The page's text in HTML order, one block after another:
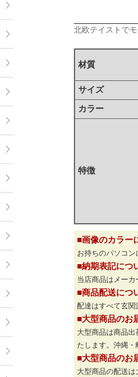
北欧テイストで
材質
サイズ
カラー
特徴
■画像のカラー
お持ちのパソコン
■納期表記につ
当店商品はメーカ
■商品配送につ
配達はすべて玄関
■大型商品のお
大型商品は商品
たします。沖縄・
■大型商品のお
大型商品の配送